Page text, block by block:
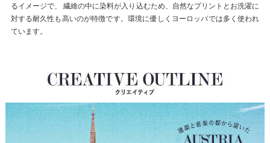
るイメージで、 繊維の中に染料が入り込むため、自然なプリントとお洗濯に
対する耐久性も高いのが特徴です。環境に優しくヨーロッパでは多く使われ
ています。